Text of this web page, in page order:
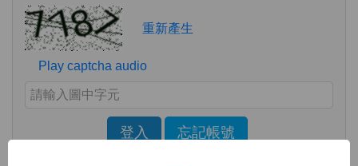
Toggle to show or hide your password
Verification Code
重新產生
Play captcha audio
Enter the characters shown in the image above
登入 忘記帳號